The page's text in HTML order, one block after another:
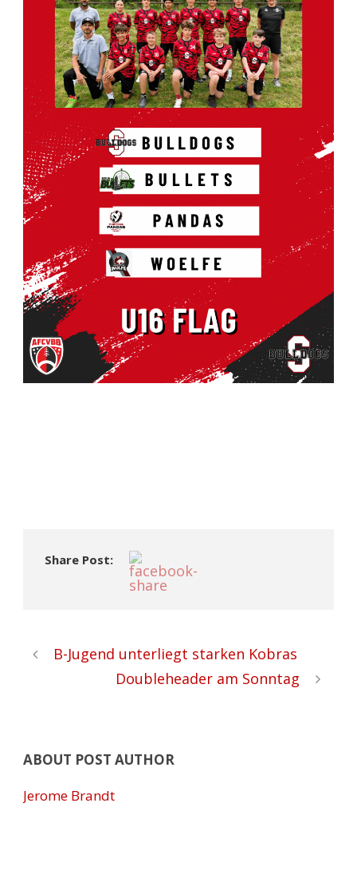
Share Post:
B-Jugend unterliegt starken Kobras
Doubleheader am Sonntag
ABOUT POST AUTHOR
Jerome Brandt